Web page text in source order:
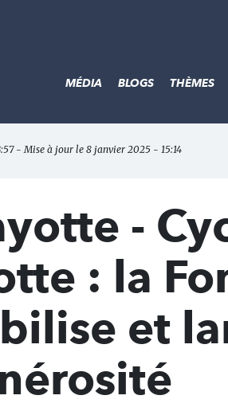
MÉDIA BLOGS THÈMES
- Mise à jour le 8 janvier 2025 - 15:14
-
: la
et